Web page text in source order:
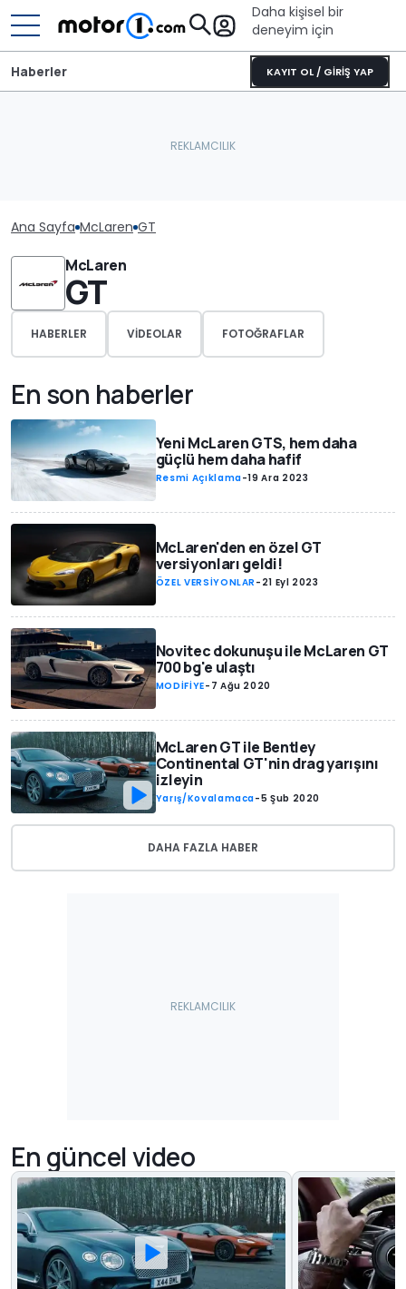
Daha kişisel bir
deneyim için
KAYIT OL / GİRİŞ YAP
Haberler
Ana Sayfa McLaren GT
McLaren
GT
HABERLER VIDEOLAR FOTOĞRAFLAR
En son haberler
Yeni McLaren GTS, hem daha
güçlü hem daha hafif
Resmi Açıklama-19 Ara 2023
McLaren'den en özel GT
versiyonları geldi!
ÖZEL VERSİYONLAR - 21 Eyl 2023
Novitec dokunuşu ile McLaren GT
700 bg'e ulaştı
MODİFİYE- 7 Ağu 2020
McLaren GT ile Bentley
Continental GT'nin drag yarışını
izleyin
Yarış/Kovalamaca-5 Şub 2020
DAHA FAZLA HABER
En güncel video